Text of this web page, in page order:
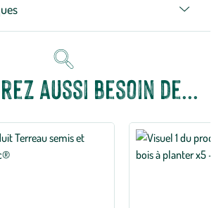
aussi besoin de...